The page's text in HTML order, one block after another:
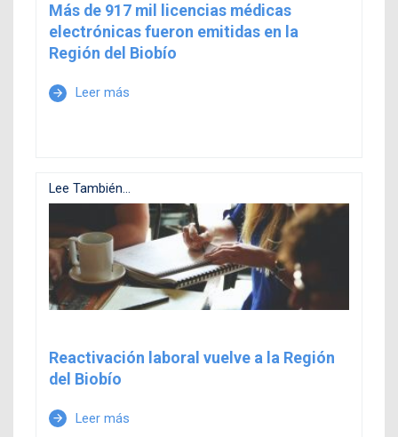
Más de 917 mil licencias médicas
electrónicas fueron emitidas en la
Región del Biobío
arrow_forward Leer más
Lee También...
Reactivación laboral vuelve a la Región
del Biobío
arrow_forward Leer más